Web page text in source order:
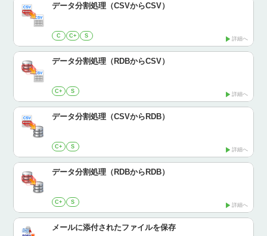
データ分割処理（CSVからCSV）
C C+ S 詳細へ
データ分割処理（RDBからCSV）
C+ S 詳細へ
データ分割処理（CSVからRDB）
C+ S 詳細へ
データ分割処理（RDBからRDB）
C+ S 詳細へ
メールに添付されたファイルを保存